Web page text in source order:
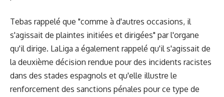
Tebas rappelé que "comme à d'autres occasions, il
s'agissait de plaintes initiées et dirigées" par l'organe
qu'il dirige. LaLiga a également rappelé qu'il s'agissait de
la deuxième décision rendue pour des incidents racistes
dans des stades espagnols et qu'elle illustre le
renforcement des sanctions pénales pour ce type de